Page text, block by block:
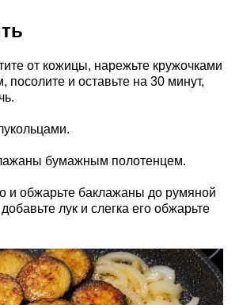
от кожицы, нарежьте кружочками
и оставьте на 30 минут,
бумажным полотенцем.
и обжарьте баклажаны до румяной
лук и слегка его обжарьте